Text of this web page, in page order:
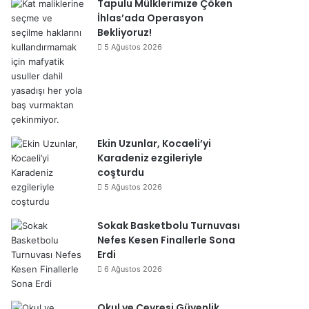
Tapulu Mülklerimize Çöken
İhlas’ada Operasyon
Bekliyoruz!
5 Ağustos 2026
Ekin Uzunlar, Kocaeli’yi
Karadeniz ezgileriyle
coşturdu
5 Ağustos 2026
Sokak Basketbolu Turnuvası
Nefes Kesen Finallerle Sona
Erdi
6 Ağustos 2026